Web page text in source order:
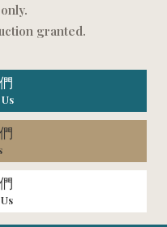
granted.